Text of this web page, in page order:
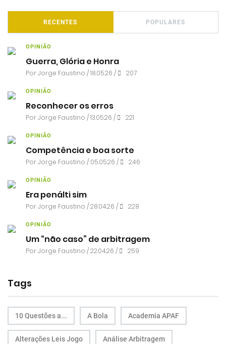
RECENTES POPULARES
OPINIÃO
Guerra, Glória e Honra
PorJorge Faustino / 18.05.26 / 207
OPINIÃO
Reconhecer os erros
PorJorge Faustino / 13.05.26 / 221
OPINIÃO
Competência e boa sorte
PorJorge Faustino / 05.05.26 / 246
OPINIÃO
Era penálti sim
PorJorge Faustino / 28.04.26 / 228
OPINIÃO
Um “não caso” de arbitragem
PorJorge Faustino / 22.04.26 / 259
Tags
10 Questões a... A Bola Academia APAF
Alterações Leis Jogo Análise Arbitragem